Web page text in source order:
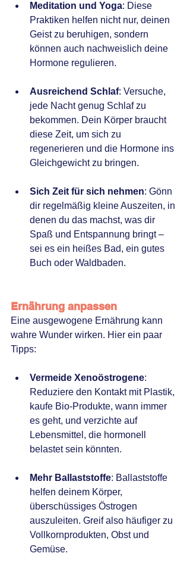
Meditation und Yoga: Diese
Praktiken helfen nicht nur, deinen
Geist zu beruhigen, sondern
können auch nachweislich deine
Hormone regulieren.
Ausreichend Schlaf: Versuche,
jede Nacht genug Schlaf zu
bekommen. Dein Körper braucht
diese Zeit, um sich zu
regenerieren und die Hormone ins
Gleichgewicht zu bringen.
Sich Zeit für sich nehmen: Gönn
dir regelmäßig kleine Auszeiten, in
denen du das machst, was dir
Spaß und Entspannung bringt –
sei es ein heißes Bad, ein gutes
Buch oder Waldbaden.
Ernährung anpassen
Eine ausgewogene Ernährung kann
wahre Wunder wirken. Hier ein paar
Tipps:
Vermeide Xenoöstrogene:
Reduziere den Kontakt mit Plastik,
kaufe Bio-Produkte, wann immer
es geht, und verzichte auf
Lebensmittel, die hormonell
belastet sein könnten.
Mehr Ballaststoffe: Ballaststoffe
helfen deinem Körper,
überschüssiges Östrogen
auszuleiten. Greif also häufiger zu
Vollkornprodukten, Obst und
Gemüse.